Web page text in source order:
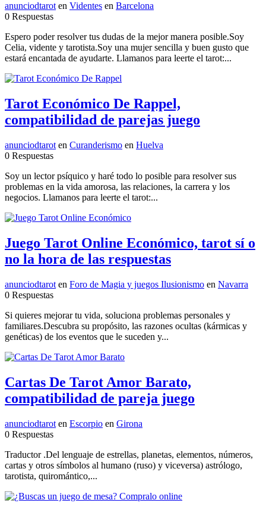
anunciodtarot en Videntes en Barcelona
0 Respuestas
Espero poder resolver tus dudas de la mejor manera posible.Soy
Celia, vidente y tarotista.Soy una mujer sencilla y buen gusto que
estará encantada de ayudarte. Llamanos para leerte el tarot:...
Tarot Económico De Rappel,
compatibilidad de parejas juego
anunciodtarot en Curanderismo en Huelva
0 Respuestas
Soy un lector psíquico y haré todo lo posible para resolver sus
problemas en la vida amorosa, las relaciones, la carrera y los
negocios. Llamanos para leerte el tarot:...
Juego Tarot Online Económico, tarot sí o
no la hora de las respuestas
anunciodtarot en Foro de Magia y juegos Ilusionismo en Navarra
0 Respuestas
Si quieres mejorar tu vida, soluciona problemas personales y
familiares.Descubra su propósito, las razones ocultas (kármicas y
genéticas) de los eventos que le suceden y...
Cartas De Tarot Amor Barato,
compatibilidad de pareja juego
anunciodtarot en Escorpio en Girona
0 Respuestas
Traductor .Del lenguaje de estrellas, planetas, elementos, números,
cartas y otros símbolos al humano (ruso) y viceversa) astrólogo,
tarotista, quiromántico,...